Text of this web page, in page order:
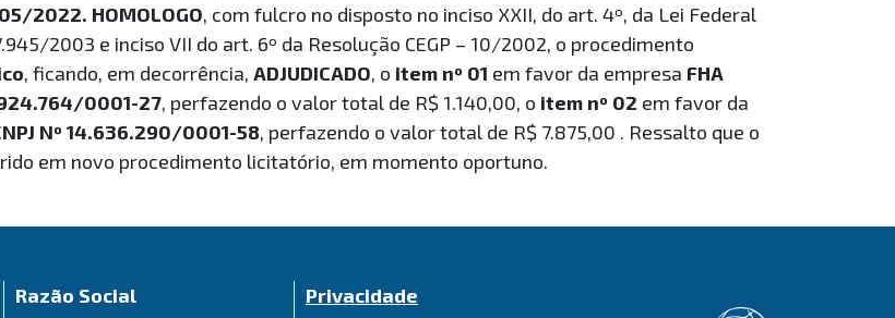
2022. HOMOLOGO, com fulcro no disposto no inciso XXII, do art. 4º, da Lei Federal
2003 e inciso VII do art. 6º da Resolução CEGP – 10/2002, o procedimento
, ficando, em decorrência, ADJUDICADO, o item nº 01 em favor da empresa FHA
0001-27, perfazendo o valor total de R$ 1.140,00, o item nº 02 em favor da
Nº 14.636.290/0001-58, perfazendo o valor total de R$ 7.875,00 . Ressalto que o
em novo procedimento licitatório, em momento oportuno.
Razão Social
Privacidade